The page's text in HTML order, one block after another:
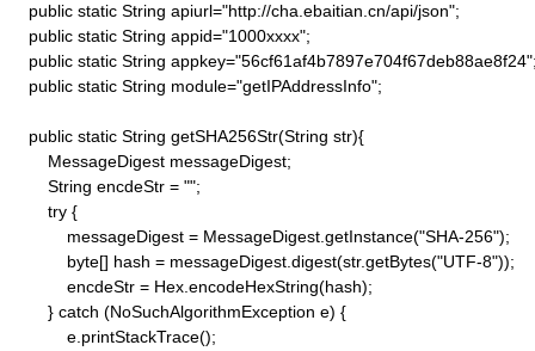
    public static String apiurl="http://cha.ebaitian.cn/api/json";
    public static String appid="1000xxxx";
public static String
    public static String module="getIPAddressInfo";
    public static String getSHA256Str(String str){
        MessageDigest messageDigest;
        String encdeStr = "";
        try {
            messageDigest = MessageDigest.getInstance("SHA-256");
            byte[] hash = messageDigest.digest(str.getBytes("UTF-8"));
            encdeStr = Hex.encodeHexString(hash);
        } catch (NoSuchAlgorithmException e) {
            e.printStackTrace();